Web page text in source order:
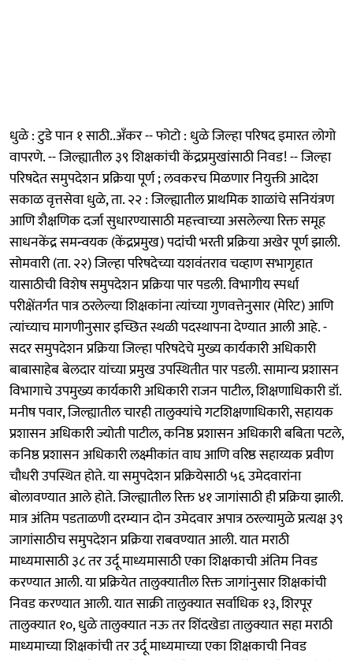
धुळे : टुडे पान १ साठी..अँकर -- फोटो : धुळे जिल्हा परिषद इमारत लोगो
वापरणे. -- जिल्ह्यातील ३९ शिक्षकांची केंद्रप्रमुखांसाठी निवड! -- जिल्हा
परिषदेत समुपदेशन प्रक्रिया पूर्ण ; लवकरच मिळणार नियुक्ती आदेश
सकाळ वृत्तसेवा धुळे, ता. २२ : जिल्ह्यातील प्राथमिक शाळांचे सनियंत्रण
आणि शैक्षणिक दर्जा सुधारण्यासाठी महत्त्वाच्या असलेल्या रिक्त समूह
साधनकेंद्र समन्वयक (केंद्रप्रमुख) पदांची भरती प्रक्रिया अखेर पूर्ण झाली.
सोमवारी (ता. २२) जिल्हा परिषदेच्या यशवंतराव चव्हाण सभागृहात
यासाठीची विशेष समुपदेशन प्रक्रिया पार पडली. विभागीय स्पर्धा
परीक्षेंतर्गत पात्र ठरलेल्या शिक्षकांना त्यांच्या गुणवत्तेनुसार (मेरिट) आणि
त्यांच्याच मागणीनुसार इच्छित स्थळी पदस्थापना देण्यात आली आहे. -
सदर समुपदेशन प्रक्रिया जिल्हा परिषदेचे मुख्य कार्यकारी अधिकारी
बाबासाहेब बेलदार यांच्या प्रमुख उपस्थितीत पार पडली. सामान्य प्रशासन
विभागाचे उपमुख्य कार्यकारी अधिकारी राजन पाटील, शिक्षणाधिकारी डॉ.
मनीष पवार, जिल्ह्यातील चारही तालुक्यांचे गटशिक्षणाधिकारी, सहायक
प्रशासन अधिकारी ज्योती पाटील, कनिष्ठ प्रशासन अधिकारी बबिता पटले,
कनिष्ठ प्रशासन अधिकारी लक्ष्मीकांत वाघ आणि वरिष्ठ सहाय्यक प्रवीण
चौधरी उपस्थित होते. या समुपदेशन प्रक्रियेसाठी ५६ उमेदवारांना
बोलावण्यात आले होते. जिल्ह्यातील रिक्त ४१ जागांसाठी ही प्रक्रिया झाली.
मात्र अंतिम पडताळणी दरम्यान दोन उमेदवार अपात्र ठरल्यामुळे प्रत्यक्ष ३९
जागांसाठीच समुपदेशन प्रक्रिया राबवण्यात आली. यात मराठी
माध्यमासाठी ३८ तर उर्दू माध्यमासाठी एका शिक्षकाची अंतिम निवड
करण्यात आली. या प्रक्रियेत तालुक्यातील रिक्त जागांनुसार शिक्षकांची
निवड करण्यात आली. यात साक्री तालुक्यात सर्वाधिक १३, शिरपूर
तालुक्यात १०, धुळे तालुक्यात नऊ तर शिंदखेडा तालुक्यात सहा मराठी
माध्यमाच्या शिक्षकांची तर उर्दू माध्यमाच्या एका शिक्षकाची निवड